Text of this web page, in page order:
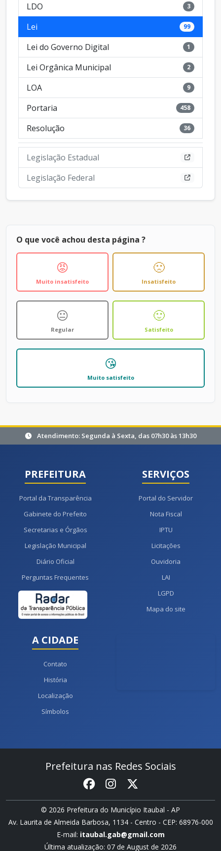
LDO 3
Lei 99
Lei do Governo Digital 1
Lei Orgânica Municipal 2
LOA 9
Portaria 458
Resolução 36
Legislação Estadual
Legislação Federal
O que você achou desta página ?
😡
Muito insatisfeito
🙁
Insatisfeito
😐
Regular
🙂
Satisfeito
😘
Muito satisfeito
Atendimento: Segunda à Sexta, das 07h30 às 13h30
PREFEITURA
Portal da Transparência
Gabinete do Prefeito
Secretarias e Órgãos
Legislação Municipal
Diário Oficial
Perguntas Frequentes
SERVIÇOS
Portal do Servidor
Nota Fiscal
IPTU
Licitações
Ouvidoria
LAI
LGPD
Mapa do site
A CIDADE
Contato
História
Localização
Símbolos
Prefeitura nas Redes Sociais
© 2026 Prefeitura do Município Itaubal - AP
Av. Laurita de Almeida Barbosa, 1134 - Centro - CEP: 68976-000
E-mail: itaubal.gab@gmail.com
Última atualização: 07 de August de 2026